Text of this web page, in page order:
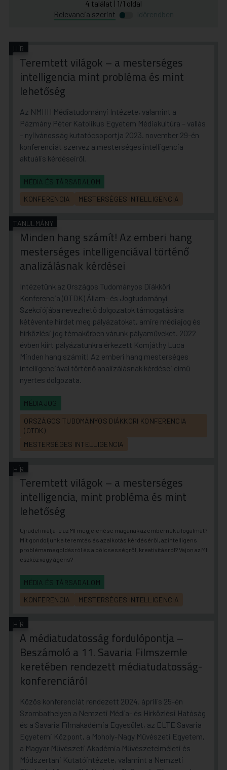
4 találat | 1/1 oldal
Relevancia szerintÁtváltás
időrend
HÍR
Teremtett világok – a mesterséges
intelligencia mint probléma és mint
lehetőség
Az NMHH Médiatudományi Intézete, valamint a
Pázmány Péter Katolikus Egyetem Médiakultúra – vallás
– nyilvánosság kutatócsoportja 2023. november 29-én
konferenciát szervez a mesterséges intelligencia
aktuális kérdéseiről.
MÉDIA ÉS TÁRSADALOM
KONFERENCIA MESTERSÉGES INTELLIGENCIA
TANULMÁNY
Minden hang számít! Az emberi hang
mesterséges intelligenciával történő
analizálásnak kérdései
Intézetünk az Országos Tudományos Diákköri
Konferencia (OTDK) Állam- és Jogtudományi
Szekciójába nevezhető dolgozatok támogatására
kétévente hirdet meg pályázatokat, amire médiajog és
hírközlési jog témakörben várunk pályaműveket. 2022
évben kiírt pályázatunkra érkezett Komjáthy Luca
Minden hang számít! Az emberi hang mesterséges
intelligenciával történő analizálásnak kérdései című
nyertes dolgozata.
MÉDIAJOG
ORSZÁGOS TUDOMÁNYOS DIÁKKÖRI KONFERENCIA
(OTDK)
MESTERSÉGES INTELLIGENCIA
HÍR
Teremtett világok – a mesterséges
intelligencia, mint probléma és mint
lehetőség
Újradefiniálja-e az MI megjelenése magának az embernek a fogalmát?
Mit gondoljunk a teremtés és az alkotás kérdéséről, az intelligens
problémamegoldásról és a bölcsességről, kreativitásról? Vajon az MI
eszköz vagy ágens?
MÉDIA ÉS TÁRSADALOM
KONFERENCIA MESTERSÉGES INTELLIGENCIA
HÍR
A médiatudatosság fordulópontja –
Beszámoló a 11. Savaria Filmszemle
keretében rendezett médiatudatosság-
konferenciáról
Közös konferenciát rendezett 2024. április 25-én
Szombathelyen a Nemzeti Média- és Hírközlési Hatóság
és a Savaria Filmakadémia Egyesület, az ELTE Savaria
Egyetemi Központ, a Moholy-Nagy Művészeti Egyetem,
a Magyar Művészeti Akadémia Művészetelméleti és
Módszertani Kutatóintézete, valamint a Nemzeti